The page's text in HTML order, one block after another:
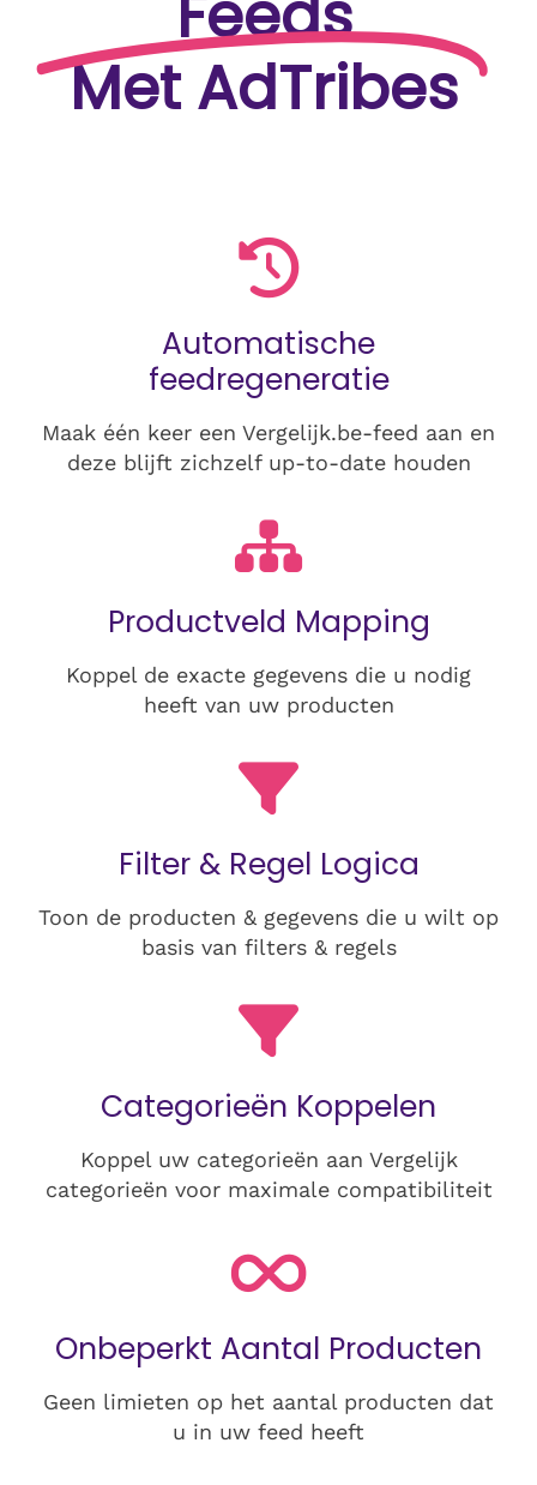
Met AdTribes
Automatische
feedregeneratie
Maak één keer een Vergelijk.be-feed aan en
deze blijft zichzelf up-to-date houden
Productveld Mapping
Koppel de exacte gegevens die u nodig
heeft van uw producten
Filter & Regel Logica
Toon de producten & gegevens die u wilt op
basis van filters & regels
Categorieën Koppelen
Koppel uw categorieën aan Vergelijk
categorieën voor maximale compatibiliteit
Onbeperkt Aantal Producten
Geen limieten op het aantal producten dat
u in uw feed heeft